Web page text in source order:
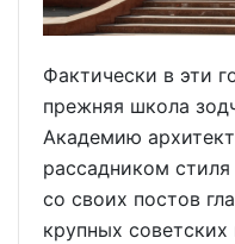
Фактически в эти
прежняя школа
Академию
рассадником
со своих постов
крупных